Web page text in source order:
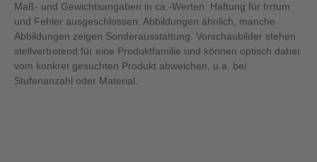
Maß- und Gewichtsangaben in ca.-Werten. Haftung für Irrtum
und Fehler ausgeschlossen. Abbildungen ähnlich, manche
Abbildungen zeigen Sonderausstattung. Vorschaubilder stehen
stellvertretend für eine Produktfamilie und können optisch daher
vom konkret gesuchten Produkt abweichen, u.a. bei
Stufenanzahl oder Material.